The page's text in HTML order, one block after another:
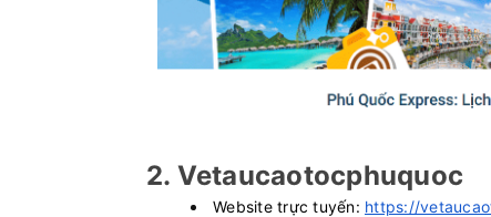
2. Vetaucaotocphuquoc
Website trực tuyến: https://